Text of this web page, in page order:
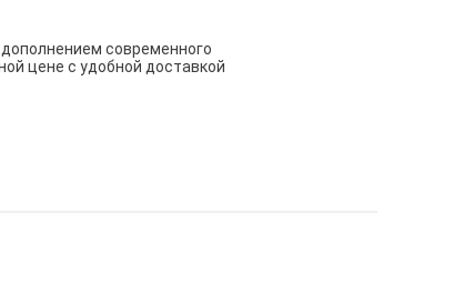
современного
цене с удобной доставкой